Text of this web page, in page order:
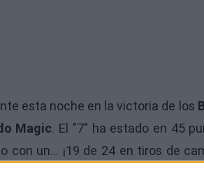
esta noche en la victoria de los
Magic. El "7" ha estado en 45
con un... ¡19 de 24 en tiros de